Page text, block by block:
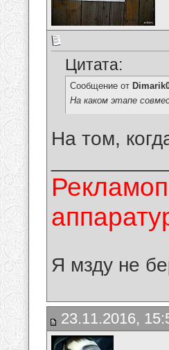
Цитата:
Сообщение от
На каком этапе
На том,
Я мзду не
23.11.2016,